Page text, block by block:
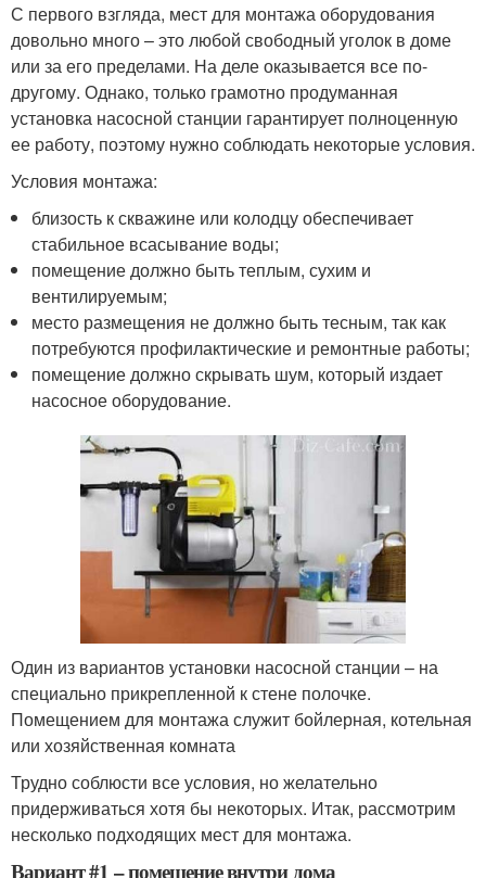
С первого взгляда, мест для монтажа оборудования
довольно много – это любой свободный уголок в доме
или за его пределами. На деле оказывается все по-
другому. Однако, только грамотно продуманная
установка насосной станции гарантирует полноценную
ее работу, поэтому нужно соблюдать некоторые условия.
Условия монтажа:
близость к скважине или колодцу обеспечивает
стабильное всасывание воды;
помещение должно быть теплым, сухим и
вентилируемым;
место размещения не должно быть тесным, так как
потребуются профилактические и ремонтные работы;
помещение должно скрывать шум, который издает
насосное оборудование.
Один из вариантов установки насосной станции – на
специально прикрепленной к стене полочке.
Помещением для монтажа служит бойлерная, котельная
или хозяйственная комната
Трудно соблюсти все условия, но желательно
придерживаться хотя бы некоторых. Итак, рассмотрим
несколько подходящих мест для монтажа.
Вариант #1 – помещение внутри дома